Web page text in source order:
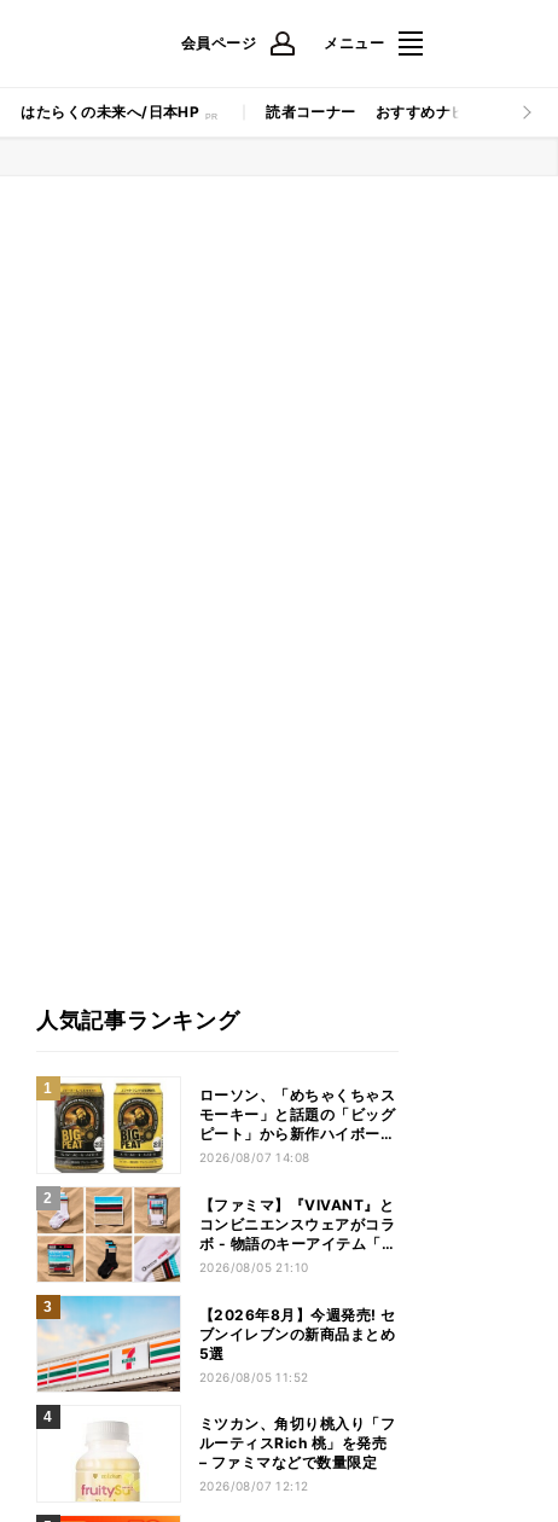
会員ページ メニュー
はたらくの未来へ/日本HP 読者コーナー おすすめナビ マイナビ
人気記事ランキング
ローソン、「めちゃくちゃス
モーキー」と話題の「ビッグ
ピート」から新作ハイボール
缶＆ミニボトル発売
2026/08/07 14:08
【ファミマ】『VIVANT』と
コンビニエンスウェアがコラ
ボ - 物語のキーアイテム「別
班饅頭」も発売
2026/08/05 21:10
【2026年8月】今週発売! セ
ブンイレブンの新商品まとめ
5選
2026/08/05 11:52
ミツカン、角切り桃入り「フ
ルーティスRich 桃」を発売
– ファミマなどで数量限定
2026/08/07 12:12